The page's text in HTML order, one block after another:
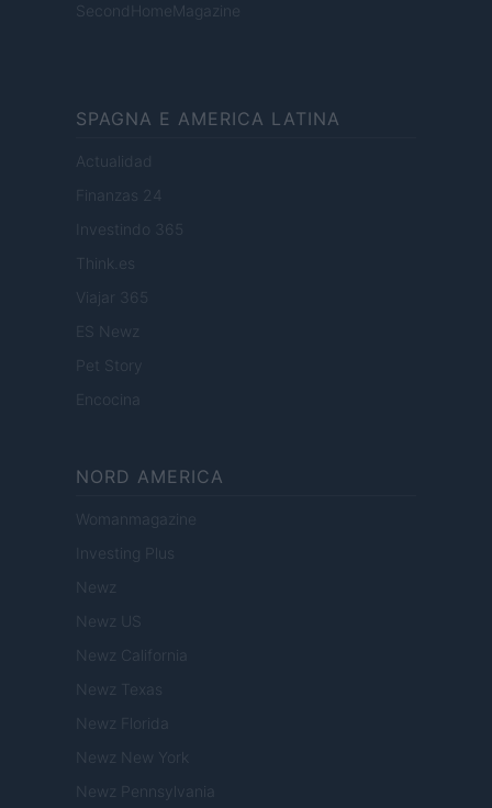
SecondHomeMagazine
SPAGNA E AMERICA LATINA
Actualidad
Finanzas 24
Investindo 365
Think.es
Viajar 365
ES Newz
Pet Story
Encocina
NORD AMERICA
Womanmagazine
Investing Plus
Newz
Newz US
Newz California
Newz Texas
Newz Florida
Newz New York
Newz Pennsylvania